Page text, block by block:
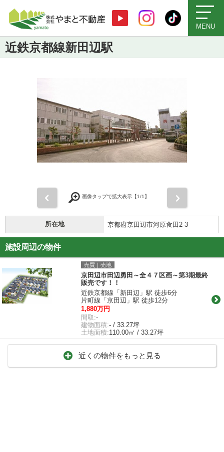
MENU
近鉄京都線新田辺駅
画像タップで拡大表示【1/1】
所在地 京都府京田辺市河原食田2-3
施設周辺の物件
売買｜売地
京田辺市田辺勇田～全４７区画～第3期最終
販売です！！
近鉄京都線「新田辺」駅 徒歩6分
片町線「京田辺」駅 徒歩12分
1,880万円
間取:-
建物面積:- / 33.27坪
土地面積:110.00㎡ / 33.27坪
近くの物件をもっと見る